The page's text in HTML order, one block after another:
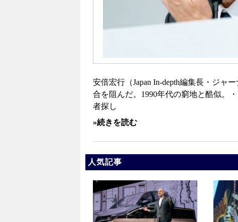
安倍宏行（Japan In-depth編集長・ジャ
合を阻んだ。1990年代の窮地と酷似。
者探し
»続きを読む
人気記事